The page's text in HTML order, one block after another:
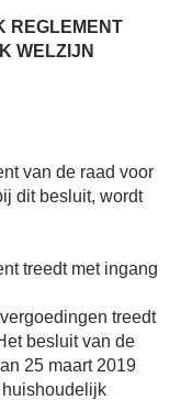
REGLEMENT
WELZIJN
van de raad voor
dit besluit, wordt
treedt met ingang
treedt
besluit van de
25 maart 2019
huishoudelijk